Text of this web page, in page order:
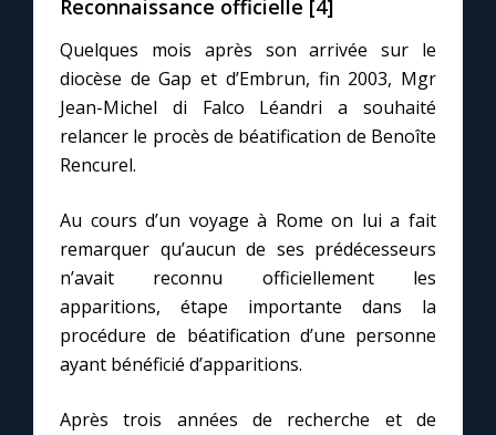
Reconnaissance officielle [4]
Quelques mois après son arrivée sur le
diocèse de Gap et d’Embrun, fin 2003, Mgr
Jean-Michel di Falco Léandri a souhaité
relancer le procès de béatification de Benoîte
Rencurel.
Au cours d’un voyage à Rome on lui a fait
remarquer qu’aucun de ses prédécesseurs
n’avait reconnu officiellement les
apparitions, étape importante dans la
procédure de béatification d’une personne
ayant bénéficié d’apparitions.
Après trois années de recherche et de